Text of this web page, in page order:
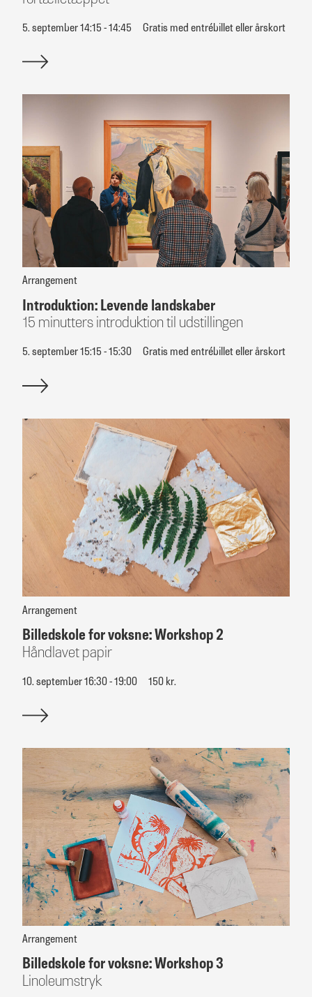
5. september 14:15 - 14:45 Gratis med entrébillet eller årskort
Arrangement
Introduktion: Levende landskaber
15 minutters introduktion til udstillingen
5. september 15:15 - 15:30 Gratis med entrébillet eller årskort
Arrangement
Billedskole for voksne: Workshop 2
Håndlavet papir
10. september 16:30 - 19:00 150 kr.
Arrangement
Billedskole for voksne: Workshop 3
Linoleumstryk